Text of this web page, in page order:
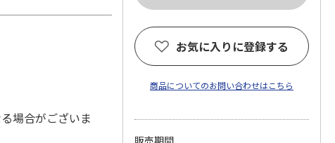
場合がございま
お気に入りに登録する
商品についてのお問い合わせはこちら
販売期間